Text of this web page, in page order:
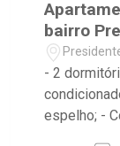
bairro
- 2
espelho; -